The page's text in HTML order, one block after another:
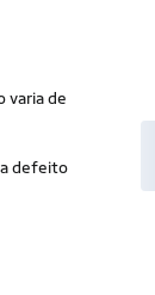
varia de
defeito